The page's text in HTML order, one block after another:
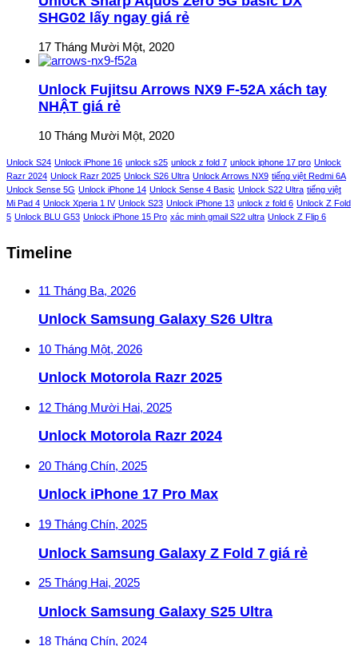
SHG02 lấy ngay giá rẻ
17 Tháng Mười Một, 2020
Unlock Fujitsu Arrows NX9 F-52A xách tay
NHẬT giá rẻ
10 Tháng Mười Một, 2020
Unlock S24 Unlock iPhone 16 unlock s25 unlock z fold 7 unlock iphone 17 pro Unlock
Razr 2024 Unlock Razr 2025 Unlock S26 Ultra Unlock Arrows NX9 tiếng việt Redmi 6A
Unlock Sense 5G Unlock iPhone 14 Unlock Sense 4 Basic Unlock S22 Ultra tiếng việt
Mi Pad 4 Unlock Xperia 1 IV Unlock S23 Unlock iPhone 13 unlock z fold 6 Unlock Z Fold
5 Unlock BLU G53 Unlock iPhone 15 Pro xác minh gmail S22 ultra Unlock Z Flip 6
Timeline
11 Tháng Ba, 2026
Unlock Samsung Galaxy S26 Ultra
10 Tháng Một, 2026
Unlock Motorola Razr 2025
12 Tháng Mười Hai, 2025
Unlock Motorola Razr 2024
20 Tháng Chín, 2025
Unlock iPhone 17 Pro Max
19 Tháng Chín, 2025
Unlock Samsung Galaxy Z Fold 7 giá rẻ
25 Tháng Hai, 2025
Unlock Samsung Galaxy S25 Ultra
18 Tháng Chín, 2024